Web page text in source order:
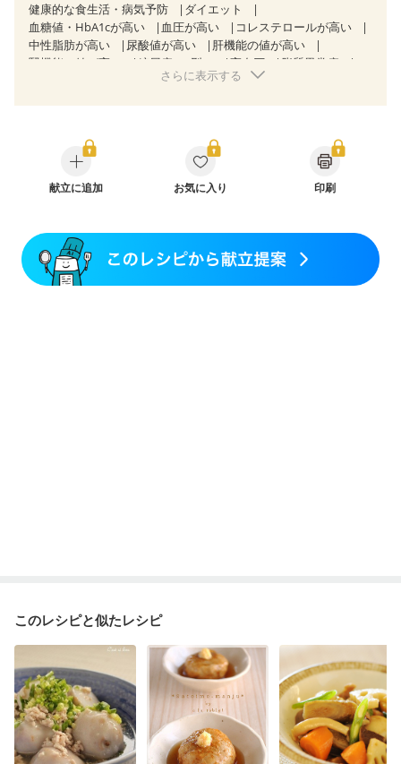
健康的な食生活・病気予防
ダイエット
血糖値・HbA1cが高い
血圧が高い
コレステロールが高い
中性脂肪が高い
尿酸値が高い
肝機能の値が高い
腎機能の値が高い
糖尿病（2型） 高血圧
脂質異常症
狭心症 心筋梗塞
糖尿病性腎症（第１期）
糖尿病性腎症（第２期）
糖尿病性腎症（第３期）
CKD（ステージ１）
CKD（ステージ２）
CKD（ステージ３a）
乳がん治療を終えた方・経過観察中の方など
味の感じ方が変わった
妊娠中(初期)
妊婦健診・体重増加が気になる（初期）
さらに表示する
献立に追加 お気に入り 印刷
このレシピと似たレシピ